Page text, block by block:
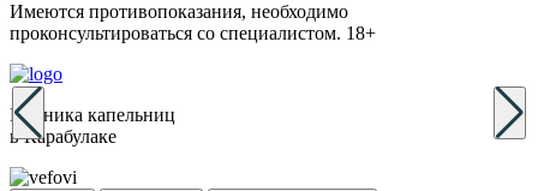
Имеются противопоказания, необходимо
проконсультироваться со специалистом. 18+
Клиника капельниц
в Карабулаке